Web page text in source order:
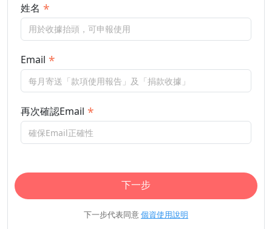
姓名
Email
再次確認Email
下一步
下一步代表同意個資使用說明